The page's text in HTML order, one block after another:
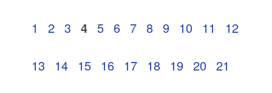
1 2 3 4 5 6 7 8 9 10 11 12
13 14 15 16 17 18 19 20 21